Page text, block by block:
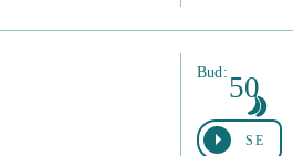
Bud: 50
SE